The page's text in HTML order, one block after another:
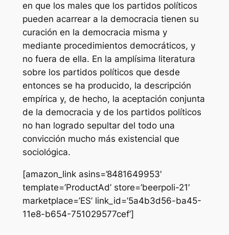
en que los males que los partidos políticos
pueden acarrear a la democracia tienen su
curación en la democracia misma y
mediante procedimientos democráticos, y
no fuera de ella. En la amplísima literatura
sobre los partidos políticos que desde
entonces se ha producido, la descripción
empírica y, de hecho, la aceptación conjunta
de la democracia y de los partidos políticos
no han logrado sepultar del todo una
convicción mucho más existencial que
sociológica.
[amazon_link asins=’8481649953′
template=’ProductAd’ store=’beerpoli-21′
marketplace=’ES’ link_id=’5a4b3d56-ba45-
11e8-b654-751029577cef’]